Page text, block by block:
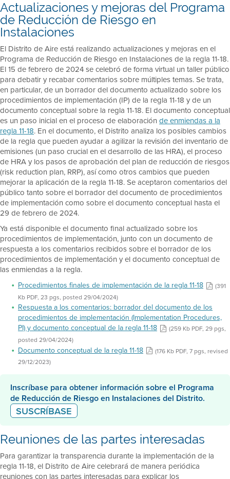
Actualizaciones y mejoras del Programa
de Reducción de Riesgo en
Instalaciones
El Distrito de Aire está realizando actualizaciones y mejoras en el
Programa de Reducción de Riesgo en Instalaciones de la regla 11-18.
El 15 de febrero de 2024 se celebró de forma virtual un taller público
para debatir y recabar comentarios sobre múltiples temas. Se trata,
en particular, de un borrador del documento actualizado sobre los
procedimientos de implementación (IP) de la regla 11-18 y de un
documento conceptual sobre la regla 11-18. El documento conceptual
es un paso inicial en el proceso de elaboración de enmiendas a la
regla 11-18. En el documento, el Distrito analiza los posibles cambios
de la regla que pueden ayudar a agilizar la revisión del inventario de
emisiones (un paso crucial en el desarrollo de las HRA), el proceso
de HRA y los pasos de aprobación del plan de reducción de riesgos
(risk reduction plan, RRP), así como otros cambios que pueden
mejorar la aplicación de la regla 11-18. Se aceptaron comentarios del
público tanto sobre el borrador del documento de procedimientos
de implementación como sobre el documento conceptual hasta el
29 de febrero de 2024.
Ya está disponible el documento final actualizado sobre los
procedimientos de implementación, junto con un documento de
respuesta a los comentarios recibidos sobre el borrador de los
procedimientos de implementación y el documento conceptual de
las enmiendas a la regla.
Procedimientos finales de implementación de la regla 11-18
(391
Kb PDF, 23 pgs, posted 29/04/2024)
Respuesta a los comentarios: borrador del documento de los
procedimientos de implementación (Implementation Procedures,
PI) y documento conceptual de la regla 11-18
(259 Kb PDF, 29 pgs,
posted 29/04/2024)
Documento conceptual de la regla 11-18
(176 Kb PDF, 7 pgs, revised
29/12/2023)
Inscríbase para obtener información sobre el Programa
de Reducción de Riesgo en Instalaciones del Distrito.
SUSCRÍBASE
Reuniones de las partes interesadas
Para garantizar la transparencia durante la implementación de la
regla 11-18, el Distrito de Aire celebrará de manera periódica
reuniones con las partes interesadas para explicar los